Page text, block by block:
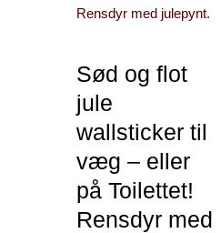
Sød og flot
jule
wallsticker til
væg – eller
på Toilettet!
Rensdyr med
var:
er: